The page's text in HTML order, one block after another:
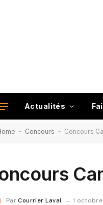
Actualités
- Concours - Concours
Par Courrier Laval 1